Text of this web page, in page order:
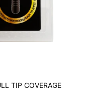
TIP COVERAGE